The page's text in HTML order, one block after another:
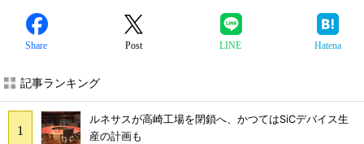
Share Post LINE Hatena
記事ランキング
ルネサスが高崎工場を閉鎖へ、かつてはSiCデバイス生
産の計画も